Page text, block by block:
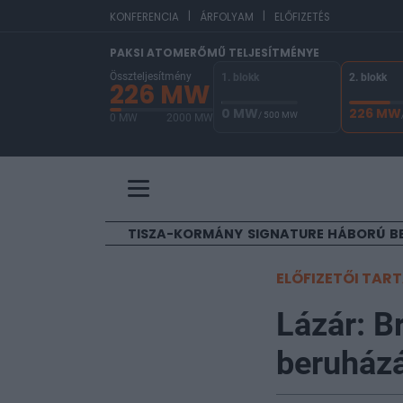
KONFERENCIA | ÁRFOLYAM | ELŐFIZETÉS
EUR/HUF362,06 0,09%
PAKSI ATOMERŐMŰ TELJESÍTMÉNYE
Összteljesítmény
226 MW
0 MW 2000 MW
1. blokk
0 MW/ 500 MW
2. blokk
226 MW
TISZA-KORMÁNY SIGNATURE HÁBORÚ
ELŐFIZETŐI
Lázár: